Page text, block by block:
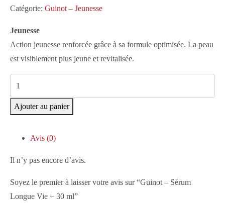
Catégorie: Guinot – Jeunesse
Jeunesse
Action jeunesse renforcée grâce à sa formule optimisée. La peau
est visiblement plus jeune et revitalisée.
Ajouter au panier
Avis (0)
Il n’y pas encore d’avis.
Soyez le premier à laisser votre avis sur “Guinot – Sérum
Longue Vie + 30 ml”